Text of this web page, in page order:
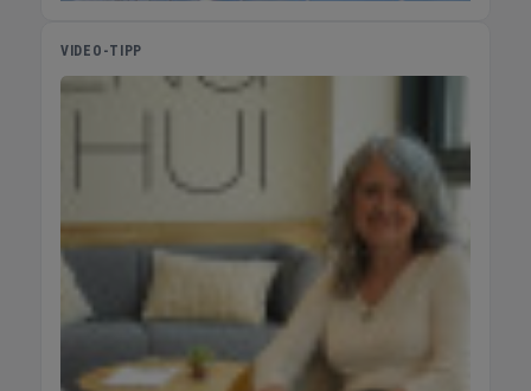
VIDEO-TIPP